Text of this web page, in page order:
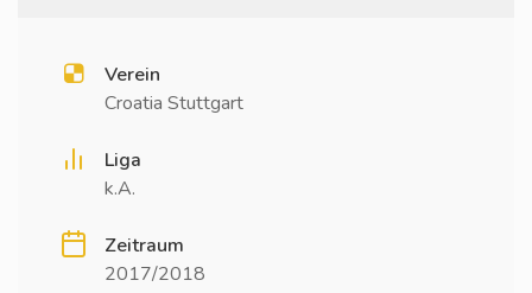
Verein
Croatia Stuttgart
Liga
k.A.
Zeitraum
2017/2018